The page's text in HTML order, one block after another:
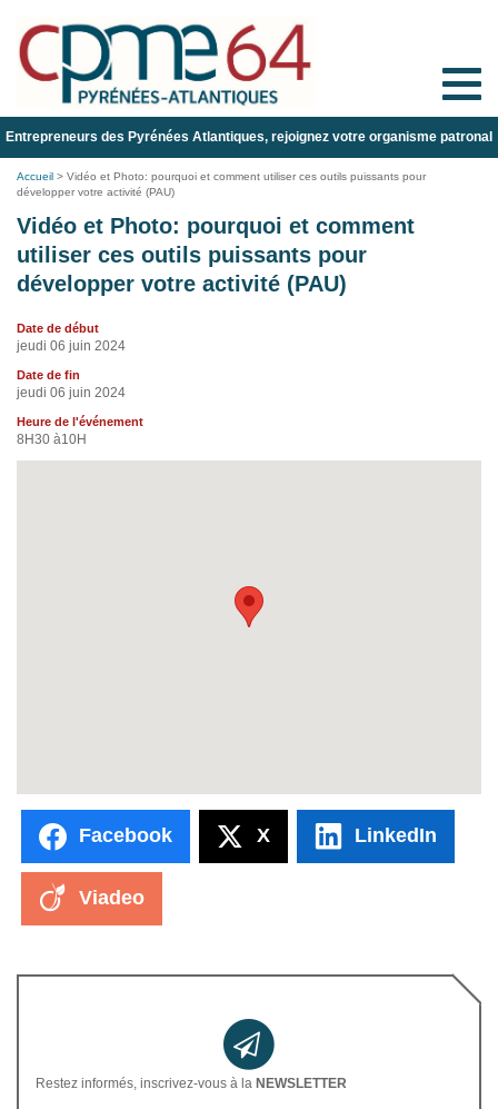
Toggle
Entrepreneurs des Pyrénées Atlantiques, rejoignez votre organisme patronal
Accueil > Vidéo et Photo: pourquoi et comment utiliser ces outils puissants pour
développer votre activité (PAU)
Vidéo et Photo: pourquoi et comment
utiliser ces outils puissants pour
développer votre activité (PAU)
Date de début
jeudi 06 juin 2024
Date de fin
jeudi 06 juin 2024
Heure de l'événement
8H30 à10H
Facebook X LinkedIn
Viadeo
Restez informés, inscrivez-vous à la NEWSLETTER